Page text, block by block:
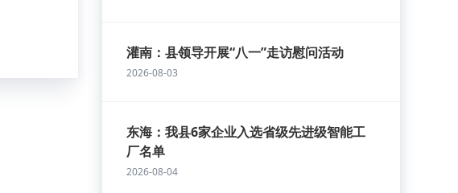
灌南：县领导开展“八一”走访慰问活动
2026-08-03
东海：我县6家企业入选省级先进级智能工
厂名单
2026-08-04